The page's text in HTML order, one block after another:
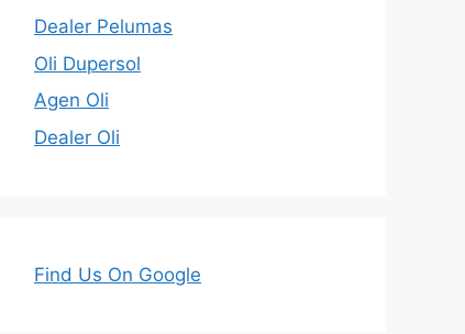
Dealer Pelumas
Oli Dupersol
Agen Oli
Dealer Oli
Find Us On Google